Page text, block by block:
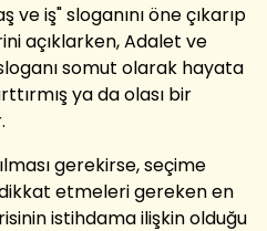
ve iş" sloganını öne çıkarıp
açıklarken, Adalet ve
somut olarak hayata
ya da olası bir
gerekirse, seçime
etmeleri gereken en
istihdama ilişkin olduğu